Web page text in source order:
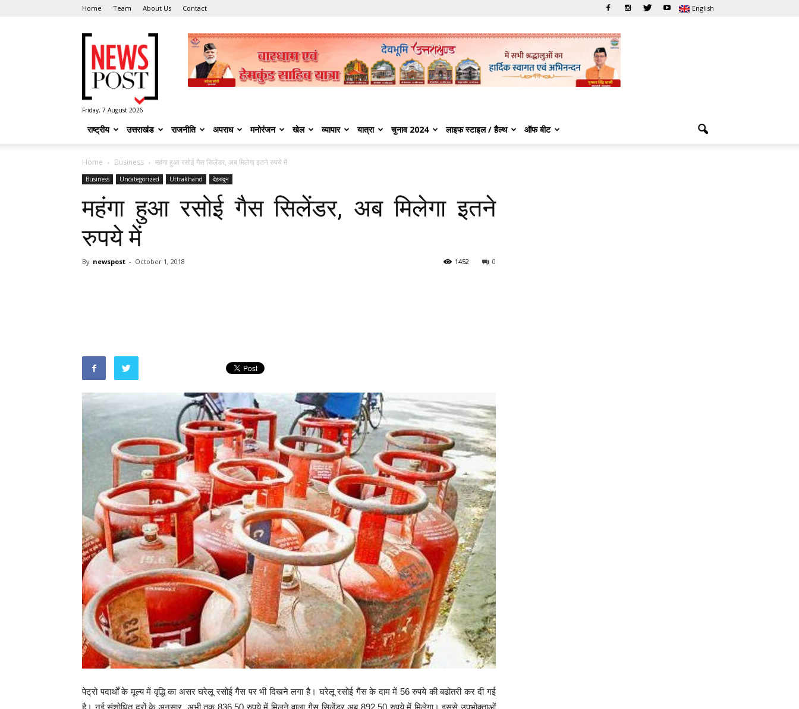
Home Team About Us Contact English
Post
Friday, 7 August 2026
राष्ट्रीय उत्तराखंड राजनीति अपराध मनोरंजन खेल व्यापार यात्रा चुनाव 2024 लाइफ स्टाइल / हैल्थ ऑफ बीट
Home Business महंगा हुआ रसोई गैस सिलेंडर, अब मिलेगा इतने रुपये में
Business Uncategorized Uttrakhand देहरादून
महंगा हुआ रसोई गैस सिलेंडर, अब मिलेगा इतने
रुपये में
By newspost - October 1, 2018 0
1452
पेट्रो पदार्थों के मूल्य में वृद्धि का असर घरेलू रसोई गैस पर भी दिखने लगा है। घरेलू रसोई गैस के दाम में 56 रुपये की बढोतरी कर दी गई
है। नई संशोधित दरों के अनुसार, अभी तक 836.50 रुपये में मिलने वाला गैस सिलेंडर अब 892.50 रुपये में मिलेगा। इससे उपभोक्ताओं